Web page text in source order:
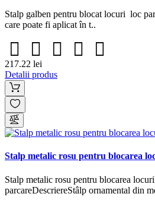
Stalp galben pentru blocat locuri loc
care poate fi aplicat în t..
217.22 lei
Detalii produs
Stalp metalic rosu pentru blocarea
Stalp metalic rosu pentru blocarea
parcareDescriereStâlp ornamental din